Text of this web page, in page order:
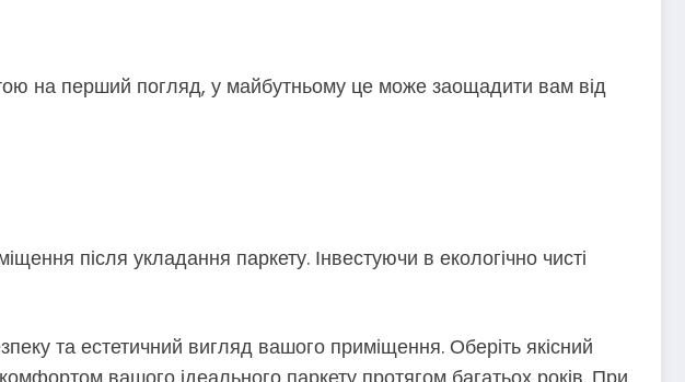
на перший погляд, у майбутньому це може заощадити вам від
після укладання паркету. Інвестуючи в екологічно чисті
та естетичний вигляд вашого приміщення. Оберіть якісний